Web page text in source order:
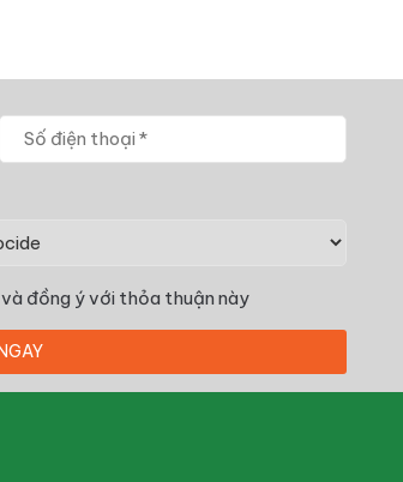
và đồng ý với thỏa thuận này